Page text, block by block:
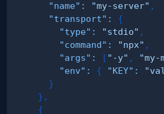
"name" : "my-server" ,
"transport" :
{
"type" : "stdio" ,
"command" : "npx" ,
"args" : [ "-y" , "my-
"env" : { "KEY" :
}
} ,
{